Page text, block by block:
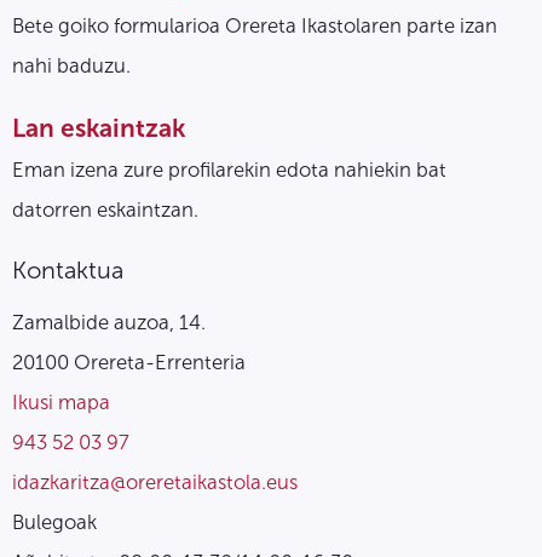
Bete goiko formularioa Orereta Ikastolaren parte izan
nahi baduzu.
Lan eskaintzak
Eman izena zure profilarekin edota nahiekin bat
datorren eskaintzan.
Kontaktua
Zamalbide auzoa, 14.
20100 Orereta-Errenteria
Ikusi mapa
943 52 03 97
idazkaritza@oreretaikastola.eus
Bulegoak